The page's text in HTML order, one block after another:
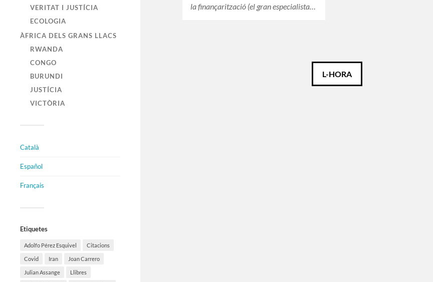
VERITAT I JUSTÍCIA
ECOLOGIA
ÀFRICA DELS GRANS LLACS
RWANDA
CONGO
BURUNDI
JUSTÍCIA
VICTÒRIA
Català
Español
Français
Etiquetes
Adolfo Pérez Esquivel Citacions
Covid Iran Joan Carrero
Julian Assange Llibres
la finançarització (el gran especialista…
L-HORA